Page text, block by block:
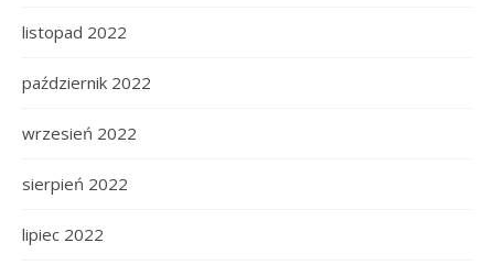
listopad 2022
październik 2022
wrzesień 2022
sierpień 2022
lipiec 2022